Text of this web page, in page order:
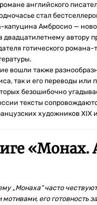
английского
стал
капуцина Амбросио —
автору
готического
вошли также
так и его переводы
безошибочно
тексты
художников XIX
«Монах.
„Монаха“ часто
мотивами, его готовность